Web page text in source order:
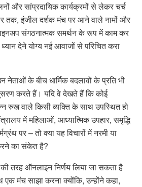
और सांप्रदायिक कार्यक्रमों से लेकर चर्च
तक, इंजील दर्शक मंच पर आने वाले नामों और
संगठनात्मक समर्थन के रूप में काम कर
देने योग्य नई आवाजों से परिचित करा
के बीच धार्मिक बदलावों के प्रति भी
करते हैं। यदि वे देखते हैं कि कोई
रुख वाले किसी व्यक्ति के साथ उपस्थित हो
में महिलाओं, आध्यात्मिक उपहार, समृद्धि
पर – तो क्या यह विचारों में नरमी या
का संकेत है?
तरह ऑनलाइन निर्णय लिया जा सकता है
एक मंच साझा करना क्योंकि, उन्होंने कहा,